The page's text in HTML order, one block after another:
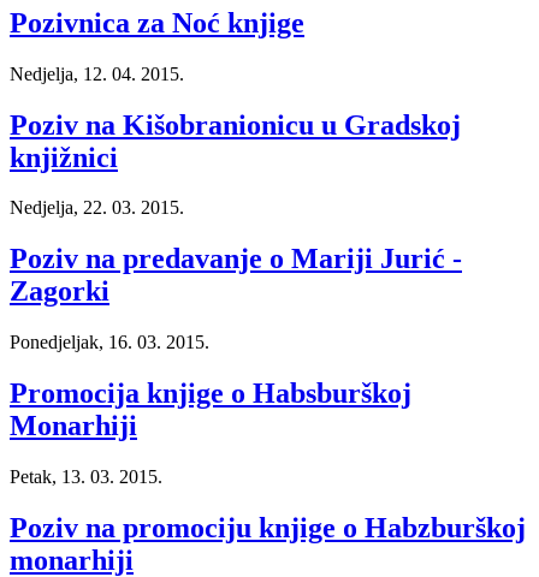
Pozivnica za Noć knjige
Nedjelja, 12. 04. 2015.
Poziv na Kišobranionicu u Gradskoj
knjižnici
Nedjelja, 22. 03. 2015.
Poziv na predavanje o Mariji Jurić -
Zagorki
Ponedjeljak, 16. 03. 2015.
Promocija knjige o Habsburškoj
Monarhiji
Petak, 13. 03. 2015.
Poziv na promociju knjige o Habzburškoj
monarhiji